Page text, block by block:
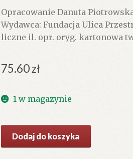
Opracowanie Danuta
Wydawca: Fundacja Ulica
liczne il. opr. oryg. kartonowa
75.60zł
1 w magazynie
NANGA
Dodaj do koszyka